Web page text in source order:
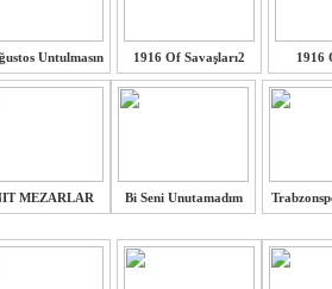
Untulmasın 1916 Of Savaşları2 1916
MEZARLAR Bi Seni Unutamadım